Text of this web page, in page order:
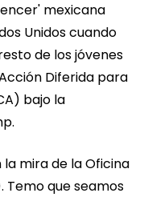
mexicana
Unidos cuando
de los jóvenes
Diferida para
bajo la
la mira de la Oficina
Temo que seamos